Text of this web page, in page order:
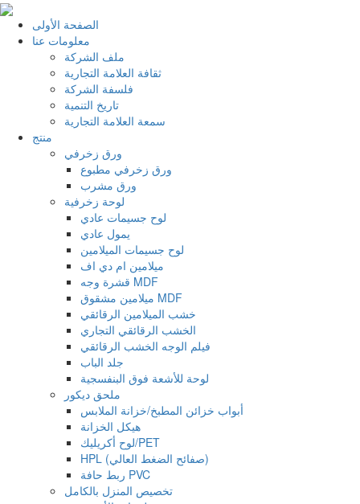
الصفحة الأولى
معلومات عنا
ملف الشركة
ثقافة العلامة التجارية
فلسفة الشركة
تاريخ التنمية
سمعة العلامة التجارية
منتج
ورق زخرفي
ورق زخرفي مطبوع
ورق مشرب
لوحة زخرفية
لوح جسيمات عادي
يمول عادي
لوح جسيمات الميلامين
ميلامين ام دي اف
قشرة وجه MDF
ميلامين مشقوق MDF
خشب الميلامين الرقائقي
الخشب الرقائقي التجاري
فيلم الوجه الخشب الرقائقي
جلد الباب
لوحة للأشعة فوق البنفسجية
ملحق ديكور
أبواب خزائن المطبخ/خزانة الملابس
هيكل الخزانة
لوح أكريليك/PET
HPL (صفائح الضغط العالي)
ربط حافة PVC
تخصيص المنزل بالكامل